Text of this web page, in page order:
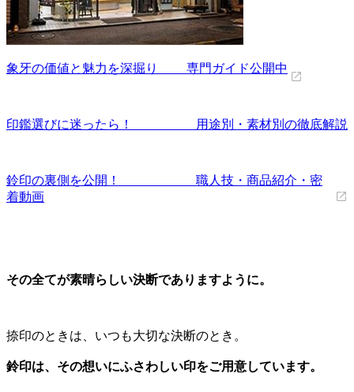
象牙の価値と魅力を深掘り 専門ガイド公開中
印鑑選びに迷ったら！ 用途別・素材別の徹底解説
鈴印の裏側を公開！ 職人技・商品紹介・密
着動画
その全てが素晴らしい決断でありますように。
捺印のときは、いつも大切な決断のとき。
鈴印は、その想いにふさわしい印をご用意しています。